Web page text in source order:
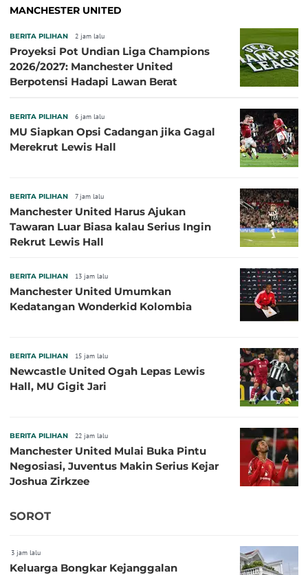
MANCHESTER UNITED
BERITA PILIHAN 2 jam lalu
Proyeksi Pot Undian Liga Champions
2026/2027: Manchester United
Berpotensi Hadapi Lawan Berat
BERITA PILIHAN 6 jam lalu
MU Siapkan Opsi Cadangan jika Gagal
Merekrut Lewis Hall
BERITA PILIHAN 7 jam lalu
Manchester United Harus Ajukan
Tawaran Luar Biasa kalau Serius Ingin
Rekrut Lewis Hall
BERITA PILIHAN 13 jam lalu
Manchester United Umumkan
Kedatangan Wonderkid Kolombia
BERITA PILIHAN 15 jam lalu
Newcastle United Ogah Lepas Lewis
Hall, MU Gigit Jari
BERITA PILIHAN 22 jam lalu
Manchester United Mulai Buka Pintu
Negosiasi, Juventus Makin Serius Kejar
Joshua Zirkzee
SOROT
3 jam lalu
Keluarga Bongkar Kejanggalan